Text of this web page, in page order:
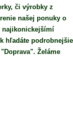
či výrobky z
našej ponuky o
najikonickejšímí
hľadáte podrobnejšie
Želáme